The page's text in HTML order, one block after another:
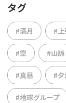
タグ
#満月 #上
#空 #山脈
#真昼 #夕
#地球グループ